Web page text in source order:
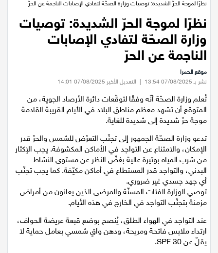
عيلبون
دير حنا
سخنين
عرابة
اخبار عالمية
رياضة
رياضة محلية
رياضة عالمية
اقتصاد
الرئيسية / اخبار محلية
/
نظرًا لموجة الحرّ الشديدة: توصيات
وزارة الصحّة لتفادي الإصابات
الناجمة عن الحرّ
موقع الحمرا
تُعلم وزارة الصحّة أنّه وفقًا لتوقّعات دائرة الأرصاد الجوية، من
المتوقع أن تشهد معظم مناطق البلاد في الأيام القريبة القادمة
تدعو وزارة الصحّة الجمهور إلى تجنّب التعرّض للشمس والحرّ قدر
الإمكان، والامتناع عن التواجد في الأماكن المكشوفة. يجب الإكثار
من شرب المياه بوتيرة عالية بغضّ النظر عن مستوى النشاط
البدني، والتواجد قدر المستطاع في أماكن مكيّفة. كما يجب تجنّب
أي جهد جسدي غير ضروري.
توصي الوزارة الفئات المسنّة والمرضى الذين يعانون من أمراض
عند التواجد في الهواء الطلق، يُنصح بوضع قبعة عريضة الحواف،
ارتداء ملابس فاتحة ومريحة، ودهن واقٍ شمسي بعامل حماية لا